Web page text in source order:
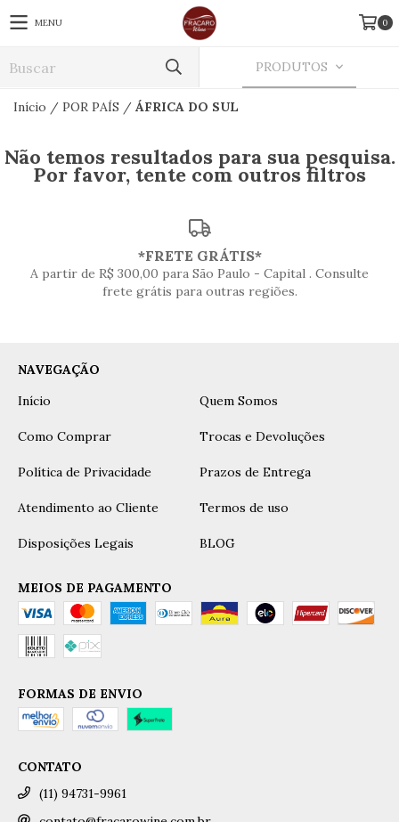
MENU 0
PRODUTOS
Início / POR PAÍS / ÁFRICA DO SUL
Não temos resultados para sua pesquisa.
Por favor, tente com outros filtros
*FRETE GRÁTIS*
A partir de R$ 300,00 para São Paulo - Capital . Consulte
frete grátis para outras regiões.
NAVEGAÇÃO
Início
Quem Somos
Como Comprar Trocas e Devoluções
Política de Privacidade Prazos de Entrega
Atendimento ao Cliente Termos de uso
Disposições Legais BLOG
MEIOS DE PAGAMENTO
FORMAS DE ENVIO
CONTATO
(11) 94731-9961